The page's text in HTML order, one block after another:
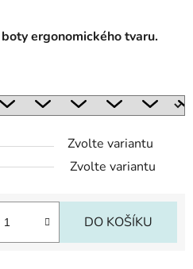
ergonomického tvaru.
Zvolte variantu
Zvolte variantu
DO KOŠÍKU